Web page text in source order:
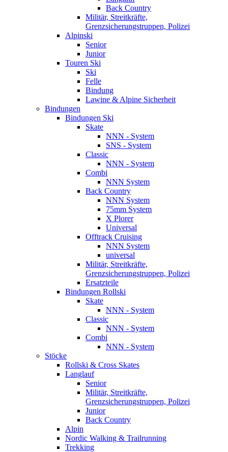
Back Country
Militär, Streitkräfte,
Grenzsicherungstruppen, Polizei
Alpinski
Senior
Junior
Touren Ski
Ski
Felle
Bindung
Lawine & Alpine Sicherheit
Bindungen
Bindungen Ski
Skate
NNN - System
SNS - System
Classic
NNN - System
Combi
NNN System
Back Country
NNN System
75mm System
X Plorer
Universal
Offtrack Cruising
NNN System
universal
Militär, Streitkräfte,
Grenzsicherungstruppen, Polizei
Ersatzteile
Bindungen Rollski
Skate
NNN - System
Classic
NNN - System
Combi
NNN - System
Stöcke
Rollski & Cross Skates
Langlauf
Senior
Militär, Streitkräfte,
Grenzsicherungstruppen, Polizei
Junior
Back Country
Alpin
Nordic Walking & Trailrunning
Trekking